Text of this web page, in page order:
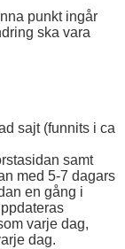
punkt ingår
ska vara
sajt (funnits i ca
samt
med 5-7 dagars
en gång i
varje dag,
dag.